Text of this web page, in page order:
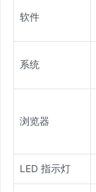
软件
系统
浏览器
LED 指示灯